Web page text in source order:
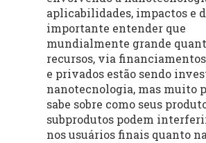
aplicabilidades, impactos e
importante entender que
mundialmente grande
recursos, via
e privados estão sendo
nanotecnologia, mas muito
sabe sobre como seus
subprodutos podem
nos usuários finais quanto